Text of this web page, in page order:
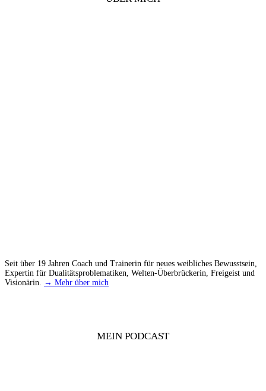
Seit über 19 Jahren Coach und Trainerin für neues weibliches Bewusstsein,
Expertin für Dualitätsproblematiken, Welten-Überbrückerin, Freigeist und
Visionärin.
→ Mehr über mich
MEIN PODCAST